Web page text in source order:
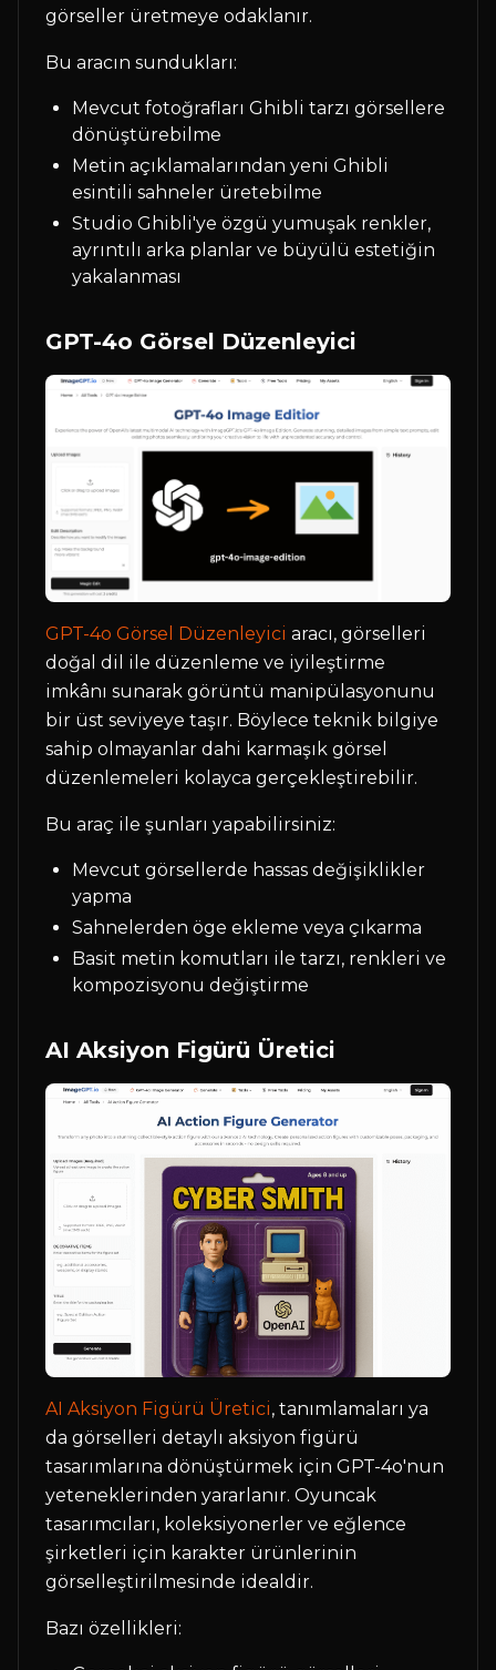
görseller üretmeye odaklanır.
Bu aracın sundukları:
Mevcut fotoğrafları Ghibli tarzı görsellere
dönüştürebilme
Metin açıklamalarından yeni Ghibli
esintili sahneler üretebilme
Studio Ghibli'ye özgü yumuşak renkler,
ayrıntılı arka planlar ve büyülü estetiğin
yakalanması
GPT-4o Görsel Düzenleyici
GPT-4o Görsel Düzenleyici aracı, görselleri
doğal dil ile düzenleme ve iyileştirme
imkânı sunarak görüntü manipülasyonunu
bir üst seviyeye taşır. Böylece teknik bilgiye
sahip olmayanlar dahi karmaşık görsel
düzenlemeleri kolayca gerçekleştirebilir.
Bu araç ile şunları yapabilirsiniz:
Mevcut görsellerde hassas değişiklikler
yapma
Sahnelerden öge ekleme veya çıkarma
Basit metin komutları ile tarzı, renkleri ve
kompozisyonu değiştirme
AI Aksiyon Figürü Üretici
AI Aksiyon Figürü Üretici, tanımlamaları ya
da görselleri detaylı aksiyon figürü
tasarımlarına dönüştürmek için GPT-4o'nun
yeteneklerinden yararlanır. Oyuncak
tasarımcıları, koleksiyonerler ve eğlence
şirketleri için karakter ürünlerinin
görselleştirilmesinde idealdir.
Bazı özellikleri: